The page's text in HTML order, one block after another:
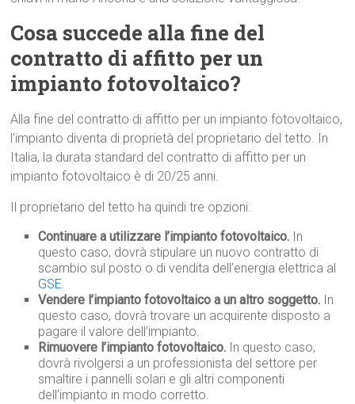
Cosa succede alla fine del
contratto di affitto per un
impianto fotovoltaico?
Alla fine del contratto di affitto per un impianto fotovoltaico,
l’impianto diventa di proprietà del proprietario del tetto. In
Italia, la durata standard del contratto di affitto per un
impianto fotovoltaico è di 20/25 anni.
Il proprietario del tetto ha quindi tre opzioni:
Continuare a utilizzare l’impianto fotovoltaico. In
questo caso, dovrà stipulare un nuovo contratto di
scambio sul posto o di vendita dell’energia elettrica al
GSE.
Vendere l’impianto fotovoltaico a un altro soggetto. In
questo caso, dovrà trovare un acquirente disposto a
pagare il valore dell’impianto.
Rimuovere l’impianto fotovoltaico. In questo caso,
dovrà rivolgersi a un professionista del settore per
smaltire i pannelli solari e gli altri componenti
dell’impianto in modo corretto.